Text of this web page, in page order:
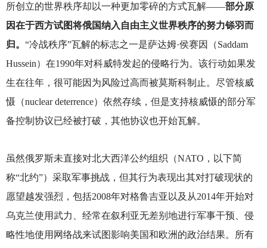
所创立的世界秩序却以一种更加零碎的方式瓦解——部分原
因在于西方试图将俄国纳入自由主义世界秩序的努力铩羽而
归。 “冷战秩序”瓦解的标志之一是萨达姆·侯赛因（Saddam
Hussein）在1990年对科威特发起的侵略行为。该行动如果发
生在往年，很可能因为风险过高而被莫斯科制止。尽管核威
慑（nuclear deterrence）依然存续，但是支持核威慑的部分军
备控制协议已经被打破，其他协议也开始瓦解。
虽然俄罗斯未直接对北大西洋公约组织（NATO，以下简
称“北约”）采取军事挑战，但其行为表现出其对打破现状的
愿望越发强烈，包括2008年对格鲁吉亚以及从2014年开始对
乌克兰使用武力、经常在叙利亚无差别地进行军事干预、侵
略性地使用网络战来试图影响美国和欧洲的政治结果。所有